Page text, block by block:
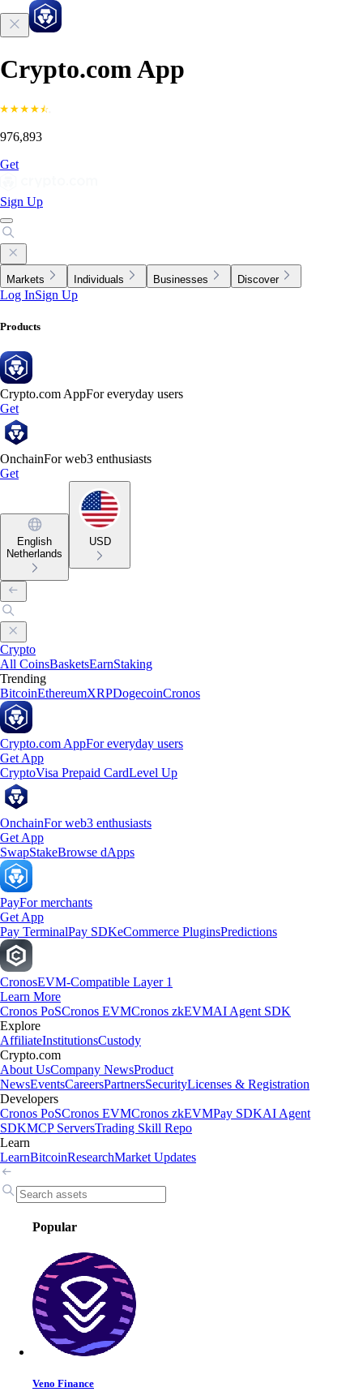
Crypto.com App
976,893
Get
Sign Up
Markets Individuals Businesses Discover
Log InSign Up
Products
Crypto.com AppFor everyday users
Get
OnchainFor web3 enthusiasts
Get
English
Netherlands
USD
Crypto
All CoinsBasketsEarnStaking
Trending
BitcoinEthereumXRPDogecoinCronos
Crypto.com AppFor everyday users
Get App
CryptoVisa Prepaid CardLevel Up
OnchainFor web3 enthusiasts
Get App
SwapStakeBrowse dApps
PayFor merchants
Get App
Pay TerminalPay SDKeCommerce PluginsPredictions
CronosEVM-Compatible Layer 1
Learn More
Cronos PoSCronos EVMCronos zkEVMAI Agent SDK
Explore
AffiliateInstitutionsCustody
Crypto.com
About UsCompany NewsProduct
NewsEventsCareersPartnersSecurityLicenses & Registration
Developers
Cronos PoSCronos EVMCronos zkEVMPay SDKAI Agent
SDKMCP ServersTrading Skill Repo
Learn
LearnBitcoinResearchMarket Updates
Popular
Veno Finance